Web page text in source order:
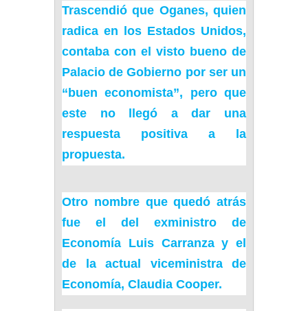
Trascendió que Oganes, quien
radica en los Estados Unidos,
contaba con el visto bueno de
Palacio de Gobierno por ser un
“buen economista”, pero que
este no llegó a dar una
respuesta positiva a la
propuesta.
Otro nombre que quedó atrás
fue el del exministro de
Economía Luis Carranza y el
de la actual viceministra de
Economía, Claudia Cooper.